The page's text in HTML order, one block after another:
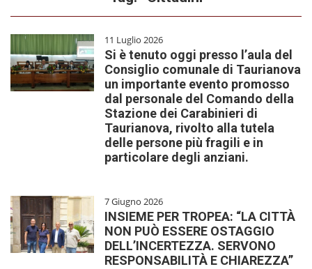
11 Luglio 2026
Si è tenuto oggi presso l’aula del
Consiglio comunale di Taurianova
un importante evento promosso
dal personale del Comando della
Stazione dei Carabinieri di
Taurianova, rivolto alla tutela
delle persone più fragili e in
particolare degli anziani.
7 Giugno 2026
INSIEME PER TROPEA: “LA CITTÀ
NON PUÒ ESSERE OSTAGGIO
DELL’INCERTEZZA. SERVONO
RESPONSABILITÀ E CHIAREZZA”